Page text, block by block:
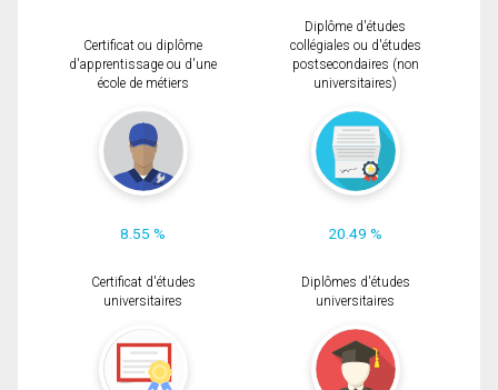
Certificat ou diplôme
d'apprentissage ou d'une
école de métiers
8.55 %
Diplôme d'études
collégiales ou d'études
postsecondaires (non
universitaires)
20.49 %
Certificat d'études
universitaires
Diplômes d'études
universitaires